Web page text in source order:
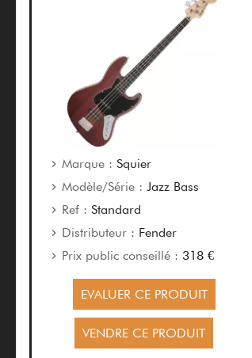
Marque : Squier
Modèle/Série : Jazz Bass
Ref : Standard
Distributeur : Fender
Prix public conseillé : 318 €
EVALUER CE PRODUIT
VENDRE CE PRODUIT